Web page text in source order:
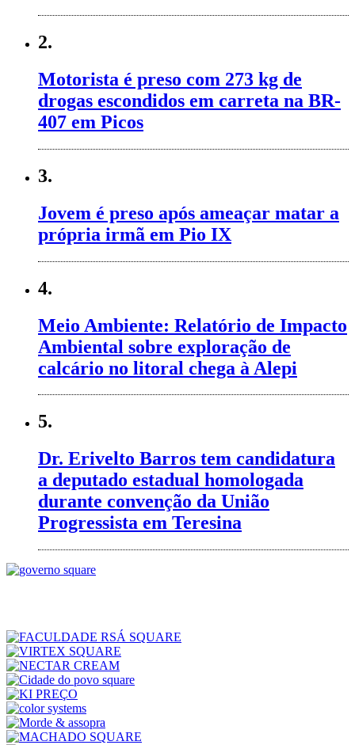
2.
Motorista é preso com 273 kg de
drogas escondidos em carreta na BR-
407 em Picos
3.
Jovem é preso após ameaçar matar a
própria irmã em Pio IX
4.
Meio Ambiente: Relatório de Impacto
Ambiental sobre exploração de
calcário no litoral chega à Alepi
5.
Dr. Erivelto Barros tem candidatura
a deputado estadual homologada
durante convenção da União
Progressista em Teresina